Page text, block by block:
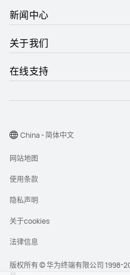
新闻中心
关于我们
在线支持
版权所有 © 华为终端有限公司 1998-
网站地图
使用条款
隐私声明
关于cookies
法律信息
China - 简体中文